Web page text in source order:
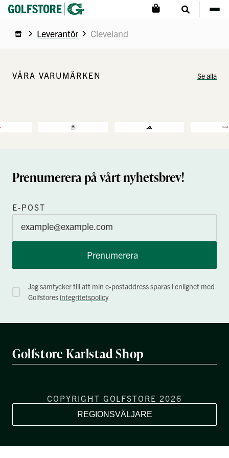
Leverantör Cleveland
VÅRA VARUMÄRKEN Se alla
Prenumerera på vårt nyhetsbrev!
E-POST
Prenumerera
Jag samtycker till att min e-postaddress sparas i enlighet med
Golfstores integritetspolicy
Golfstore Karlstad Shop
COPYRIGHT GOLFSTORE 2026
REGIONSVÄLJARE